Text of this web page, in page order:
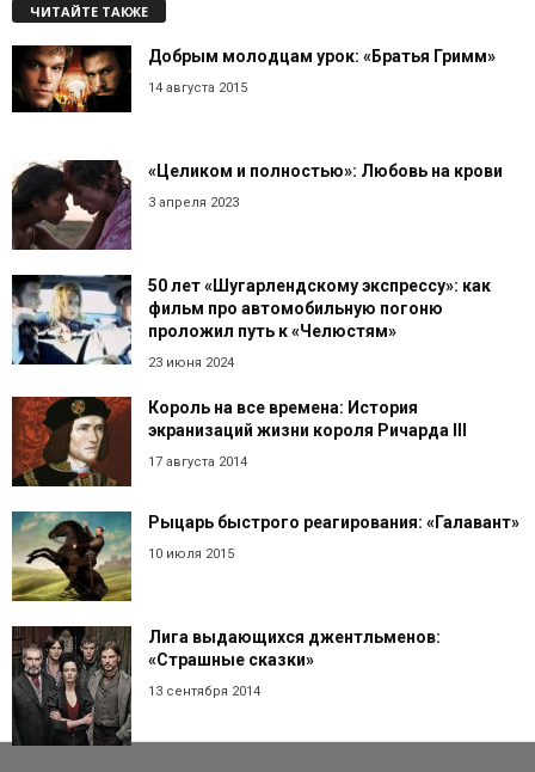
ЧИТАЙТЕ ТАКЖЕ
Добрым молодцам урок: «Братья Гримм»
14 августа 2015
«Целиком и полностью»: Любовь на крови
3 апреля 2023
50 лет «Шугарлендскому экспрессу»: как
фильм про автомобильную погоню
проложил путь к «Челюстям»
23 июня 2024
Король на все времена: История
экранизаций жизни короля Ричарда III
17 августа 2014
Рыцарь быстрого реагирования: «Галавант»
10 июля 2015
Лига выдающихся джентльменов:
«Страшные сказки»
13 сентября 2014